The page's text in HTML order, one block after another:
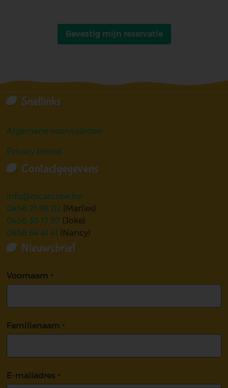
Bevestig mijn reservatie
Snellinks
Algemene voorwaarden
Privacy beleid
Contactgegevens
info@oscarcrew.be
0456 21 98 02 (Marlies)
0456 35 17 97 (Joke)
0456 64 41 41 (Nancy)
Nieuwsbrief
Voornaam
Familienaam
E-mailadres